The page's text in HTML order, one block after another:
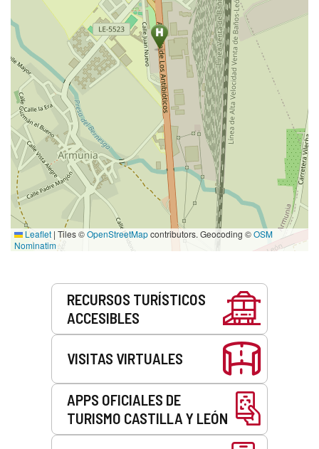
Leaflet | Tiles ©OpenStreetMapcontributors. Geocoding ©OSM
Nominatim
RECURSOS TURÍSTICOS
ACCESIBLES
VISITAS VIRTUALES
APPS OFICIALES DE
TURISMO CASTILLA Y LEÓN